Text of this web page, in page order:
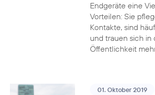
Endgeräte eine
Vorteilen: Sie
Kontakte, sind
und trauen sich in
Öffentlichkeit
01. Oktober 2019